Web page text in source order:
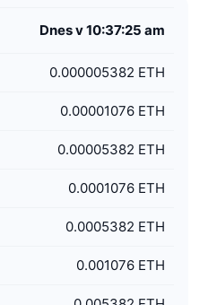
Dnes v 10:37:25 am
0.000005382 ETH
0.00001076 ETH
0.00005382 ETH
0.0001076 ETH
0.0005382 ETH
0.001076 ETH